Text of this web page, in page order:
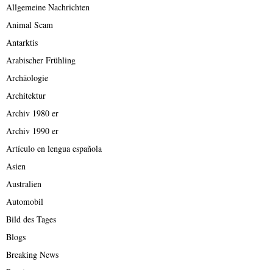
Allgemeine Nachrichten
Animal Scam
Antarktis
Arabischer Frühling
Archäologie
Architektur
Archiv 1980 er
Archiv 1990 er
Artículo en lengua española
Asien
Australien
Automobil
Bild des Tages
Blogs
Breaking News